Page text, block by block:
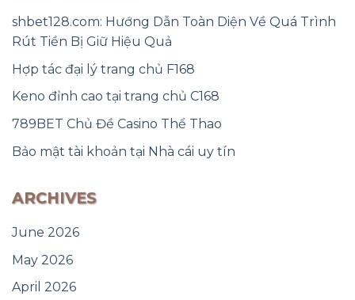
shbet128.com: Hướng Dẫn Toàn Diện Về Quá Trình
Rút Tiền Bị Giữ Hiệu Quả
Hợp tác đại lý trang chủ F168
Keno đỉnh cao tại trang chủ C168
789BET Chủ Đề Casino Thể Thao
Bảo mật tài khoản tại Nhà cái uy tín
ARCHIVES
June 2026
May 2026
April 2026